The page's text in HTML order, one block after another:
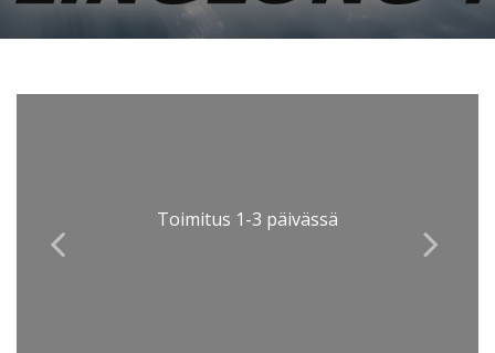
Ostaminen ei vaadi rekisteröitymistä
Toimitus 1-3 päivässä
osamaksulla sinulle sopivissa